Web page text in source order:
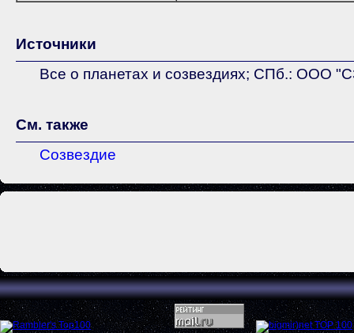
Источники
Все о планетах и созвездиях; СПб.: ООО
См. также
Созвездие